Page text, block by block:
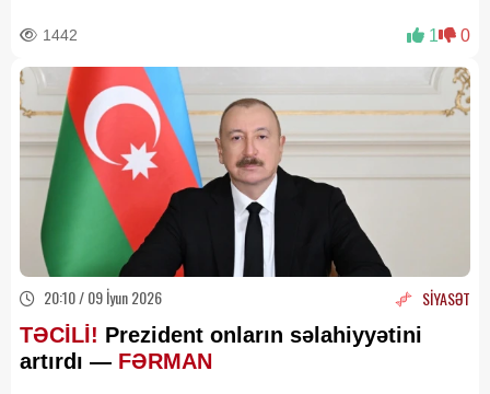
1442 1 0
20:10 / 09 İyun 2026 SİYASƏT
TƏCİLİ! Prezident onların səlahiyyətini
artırdı — FƏRMAN